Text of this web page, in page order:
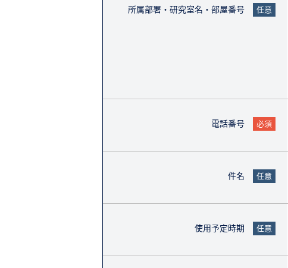
所属部署・研究室名・部屋番号 任意
電話番号 必須
件名 任意
使用予定時期 任意